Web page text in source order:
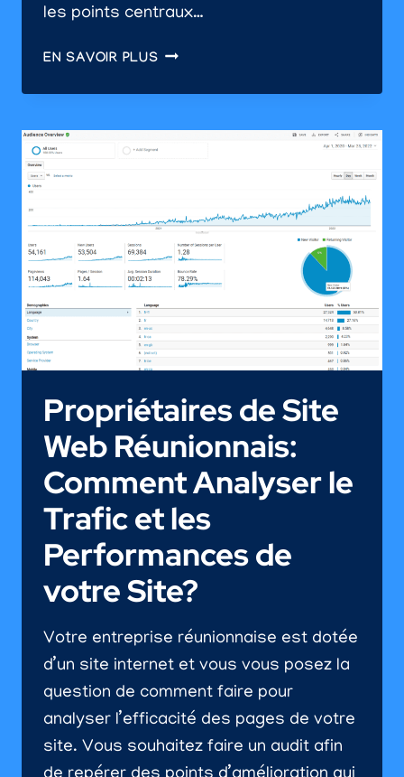
les points centraux…
EN SAVOIR PLUSLE
POUR
SITE
INTERNET
EN
Propriétaires de Site
Web Réunionnais:
Comment Analyser le
Trafic et les
Performances de
votre Site?
Votre entreprise réunionnaise est dotée
d’un site internet et vous vous posez la
question de comment faire pour
analyser l’efficacité des pages de votre
site. Vous souhaitez faire un audit afin